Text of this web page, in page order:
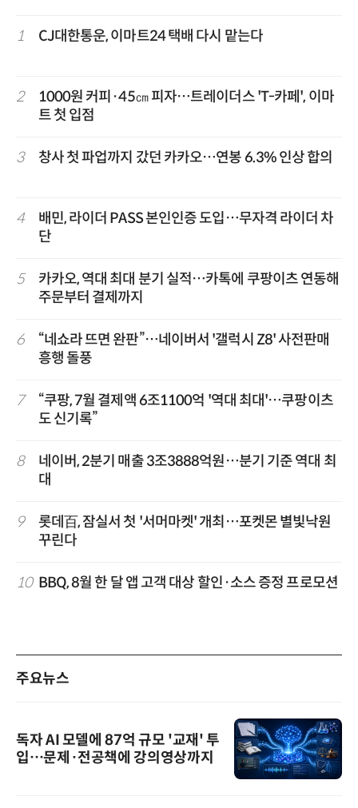
1 CJ대한통운, 이마트24 택배 다시 맡는다
2
1000원 커피·45㎝ 피자…트레이더스 'T-카페', 이마
트 첫 입점
3 창사 첫 파업까지 갔던 카카오…연봉 6.3% 인상 합의
4
배민, 라이더 PASS 본인인증 도입…무자격 라이더 차
단
5
카카오, 역대 최대 분기 실적…카톡에 쿠팡이츠 연동해
주문부터 결제까지
6
“네쇼라 뜨면 완판”…네이버서 '갤럭시 Z8' 사전판매
흥행 돌풍
7
“쿠팡, 7월 결제액 6조1100억 '역대 최대'…쿠팡이츠
도 신기록”
8
네이버, 2분기 매출 3조3888억원…분기 기준 역대 최
대
9
롯데百, 잠실서 첫 '서머마켓' 개최…포켓몬 별빛낙원
꾸린다
10 BBQ, 8월 한 달 앱 고객 대상 할인·소스 증정 프로모션
주요뉴스
독자 AI 모델에 87억 규모 '교재' 투
입…문제·전공책에 강의영상까지